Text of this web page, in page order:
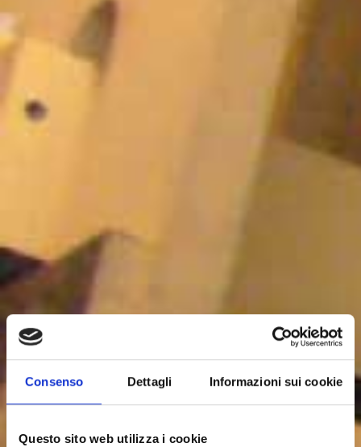
Consenso Dettagli Informazioni sui cookie
Questo sito web utilizza i cookie